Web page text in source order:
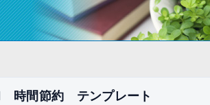
間節約 テンプレート